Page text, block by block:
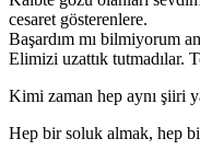
cesaret gösterenlere.
Başardım mı bilmiyorum
Elimizi uzattık tutmadılar.
Kimi zaman hep aynı şiiri
Hep bir soluk almak, hep